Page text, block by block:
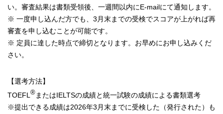
い。審査結果は書類受領後、一週間以内にE-mailにて通知します。
※ 一度申し込んだ方でも、3月末までの受検でスコアが上がれば再
審査を申し込むことが可能です。
※ 定員に達した時点で締切となります。お早めにお申し込みくだ
さい。
【選考方法】
TOEFL ® またはIELTSの成績と統一試験の成績による書類選考
※提出できる成績は2026年3月末までに受検した（発行された）も